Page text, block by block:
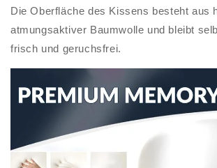
Die Oberfläche des Kissens besteht aus
atmungsaktiver Baumwolle und bleibt
frisch und geruchsfrei.